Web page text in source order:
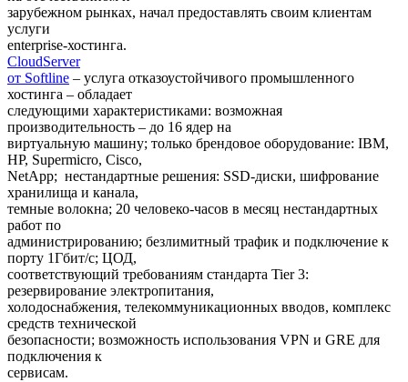
зарубежном рынках, начал предоставлять своим клиентам
услуги
enterprise-хостинга.
CloudServer
от Softline – услуга отказоустойчивого промышленного
хостинга – обладает
следующими характеристиками: возможная
производительность – до 16 ядер на
виртуальную машину; только брендовое оборудование: IBM,
HP, Supеrmicro, Cisco,
NetApp; нестандартные решения: SSD-диски, шифрование
хранилища и канала,
темные волокна; 20 человеко-часов в месяц нестандартных
работ по
администрированию; безлимитный трафик и подключение к
порту 1Гбит/c; ЦОД,
соответствующий требованиям стандарта Tier 3:
резервирование электропитания,
холодоснабжения, телекоммуникационных вводов, комплекс
средств технической
безопасности; возможность использования VPN и GRE для
подключения к
сервисам.